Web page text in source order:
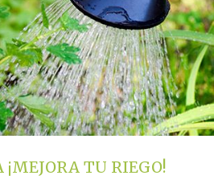
¡MEJORA TU RIEGO!